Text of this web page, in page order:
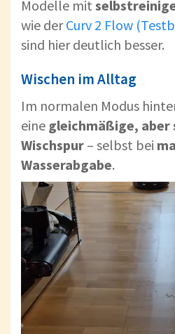
Modelle mit
wie derCurv 2 Flow
sind hier deutlich besser.
Wischen im Alltag
Im normalen Modus
eine gleichmäßige, aber
Wischspur – selbst bei
Wasserabgabe.